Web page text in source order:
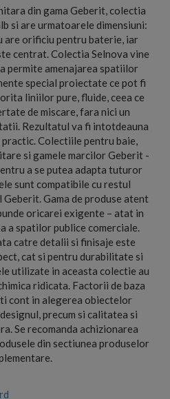
din gama Geberit, colectia
si are urmatoarele dimensiuni:
are orificiu pentru baterie, iar
centrat. Colectia Selnova vine
permite amenajarea spatiilor
special proiectate ce pot fi
liniilor pure, fluide, ceea ce
de miscare, fara nici un
Rezultatul va fi intotdeauna
Colectiile pentru baie,
si gamele marcilor Geberit -
a se putea adapta tuturor
sunt compatibile cu restul
Gama de produse atent
oricarei exigente – atat in
a spatilor publice comerciale.
catre detalii si finisaje este
cat si pentru durabilitate si
utilizate in aceasta colectie au
ridicata. Factorii de baza
cont in alegerea obiectelor
precum si calitatea si
Se recomanda achizionarea
din sectiunea produselor